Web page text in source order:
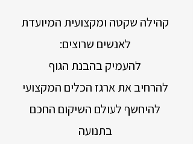
קהילה שקטה ומקצועית המיועדת
לאנשים שרוצים:
להעמיק בהבנת הגוף
להרחיב את ארגז הכלים המקצועי
להיחשף לעולם השיקום החכם
בתנועה